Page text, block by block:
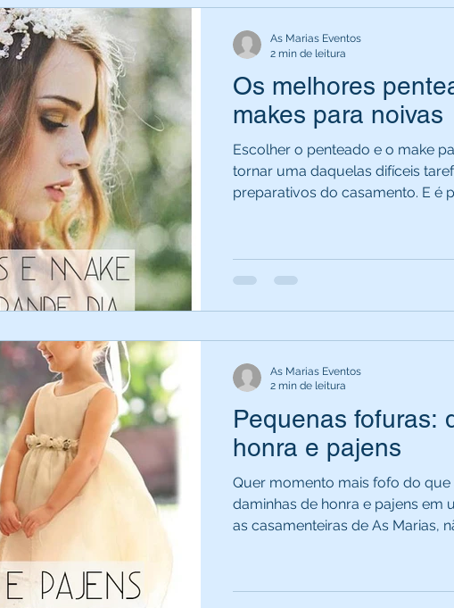
Os melhores
makes para noivas
Escolher o penteado e o make
tornar uma daquelas difíceis
preparativos do casamento. E é
As Marias Eventos
2 min de leitura
Pequenas fofuras:
honra e pajens
Quer momento mais fofo do que
daminhas de honra e pajens em
as casamenteiras de As Marias,
As Marias Eventos
2 min de leitura